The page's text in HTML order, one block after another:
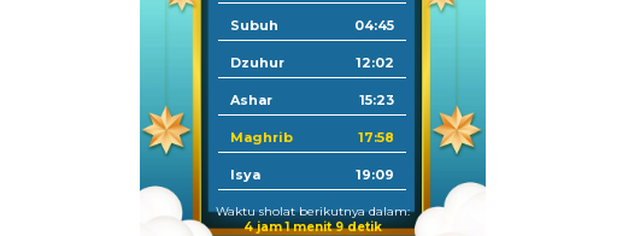
Subuh 04:45
Dzuhur 12:02
Ashar 15:23
Maghrib 17:58
Isya 19:09
Waktu sholat berikutnya dalam:
4 jam 1 menit 8 detik